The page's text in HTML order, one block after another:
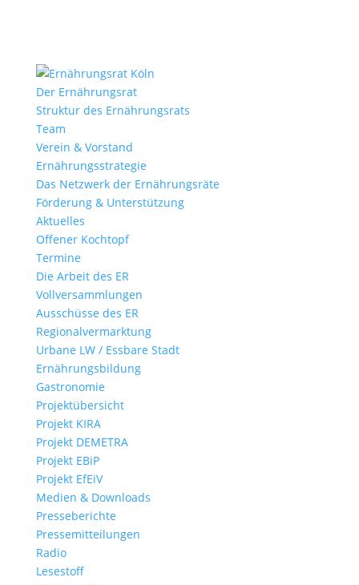
Der Ernährungsrat
Struktur des Ernährungsrats
Team
Verein & Vorstand
Ernährungs­strategie
Das Netzwerk der Ernährungsräte
Förderung & Unterstützung
Aktuelles
Offener Kochtopf
Termine
Die Arbeit des ER
Vollversammlungen
Ausschüsse des ER
Regional­vermarktung
Urbane LW / Essbare Stadt
Ernährungsbildung
Gastronomie
Projektübersicht
Projekt KIRA
Projekt DEMETRA
Projekt EBiP
Projekt EfEiV
Medien & Downloads
Presseberichte
Pressemitteilungen
Radio
Lesestoff